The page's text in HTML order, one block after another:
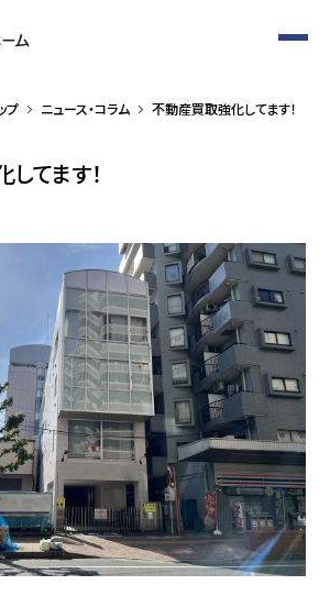
プ ニュース・コラム 不動産買取強化してます！
てます！